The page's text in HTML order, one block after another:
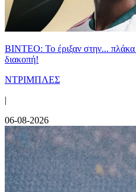
ΒΙΝΤΕΟ: Το έριξαν στην...
διακοπή!
ΝΤΡΙΜΠΛΕΣ
|
06-08-2026